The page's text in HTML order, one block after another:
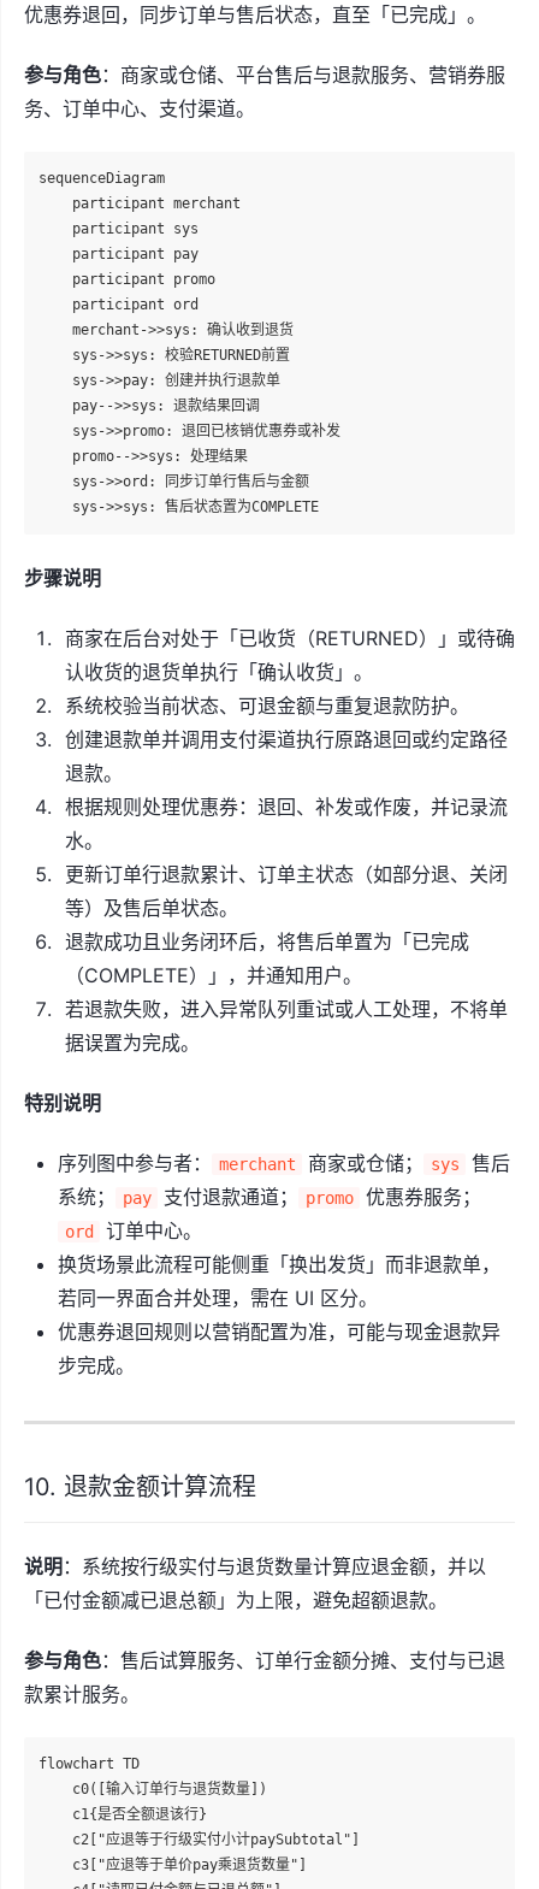
优惠券退回，同步订单与售后状态，直至「已完成」。
参与角色：商家或仓储、平台售后与退款服务、营销券服
务、订单中心、支付渠道。
sequenceDiagram
    participant merchant
    participant sys
    participant pay
    participant promo
    participant ord
    merchant->>sys: 确认收到退货
    sys->>sys: 校验RETURNED前置
    sys->>pay: 创建并执行退款单
    pay-->>sys: 退款结果回调
    sys->>promo: 退回已核销优惠券或补发
    promo-->>sys: 处理结果
    sys->>ord: 同步订单行售后与金额
步骤说明
商家在后台对处于「已收货（RETURNED）」或待确
认收货的退货单执行「确认收货」。
系统校验当前状态、可退金额与重复退款防护。
创建退款单并调用支付渠道执行原路退回或约定路径
退款。
根据规则处理优惠券：退回、补发或作废，并记录流
水。
更新订单行退款累计、订单主状态（如部分退、关闭
等）及售后单状态。
退款成功且业务闭环后，将售后单置为「已完成
（COMPLETE）」，并通知用户。
若退款失败，进入异常队列重试或人工处理，不将单
据误置为完成。
特别说明
序列图中参与者： merchant 商家或仓储； sys
售后
系统；
pay 支付退款通道； promo 优惠券服务；
ord
订单中心。
换货场景此流程可能侧重「换出发货」而非退款单，
若同一界面合并处理，需在 UI 区分。
优惠券退回规则以营销配置为准，可能与现金退款异
步完成。
10. 退款金额计算流程
说明：系统按行级实付与退货数量计算应退金额，并以
「已付金额减已退总额」为上限，避免超额退款。
参与角色：售后试算服务、订单行金额分摊、支付与已退
款累计服务。
flowchart TD
    c0([输入订单行与退货数量])
    c1{是否全额退该行}
    c2["应退等于行级实付小计paySubtotal"]
    c3["应退等于单价pay乘退货数量"]